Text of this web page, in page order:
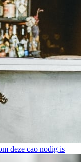
deze cao nodig is